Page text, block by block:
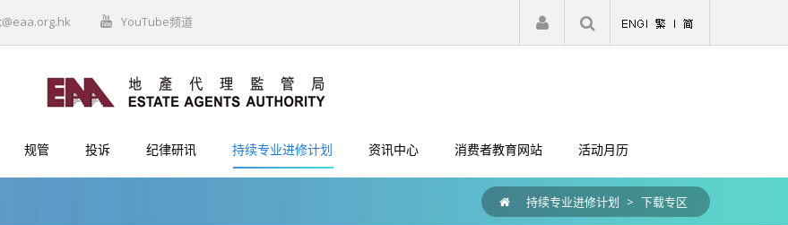
YouTube频道 注册 登入
规管 投诉 纪律研讯 持续专业进修计划 资讯中心 消费者教育网站 活动月历
持续专业进修计划 > 下载专区